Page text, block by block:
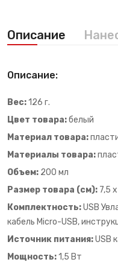
Описание
Описание:
Вес:126 г.
Цвет товара:белый
Материал товара:
Материалы товара:
Объем: 200 мл
Размер товара (см): 7,5
Комплектность:USB
кабель Micro-USB,
Источник питания:USB
Мощность:1,5 Вт